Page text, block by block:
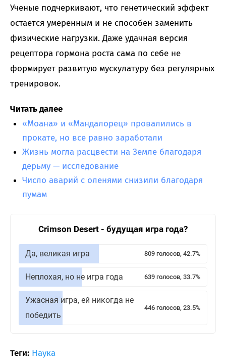
Ученые подчеркивают, что генетический эффект
остается умеренным и не способен заменить
физические нагрузки. Даже удачная версия
рецептора гормона роста сама по себе не
формирует развитую мускулатуру без регулярных
тренировок.
Читать далее
«Моана» и «Мандалорец» провалились в
прокате, но все равно заработали
Жизнь могла расцвести на Земле благодаря
дерьму — исследование
Число аварий с оленями снизили благодаря
пумам
Crimson Desert - будущая игра года?
Да, великая игра 809 голосов, 42.7%
Неплохая, но не игра года 639 голосов, 33.7%
Ужасная игра, ей никогда не
победить
446 голосов, 23.5%
Теги: Наука